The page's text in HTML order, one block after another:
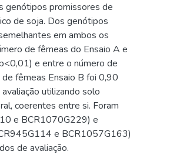
genótipos promissores de
de soja. Dos genótipos
em ambos os
de fêmeas do Ensaio A e
e entre o número de
fêmeas Ensaio B foi 0,90
utilizando solo
coerentes entre si. Foram
e BCR1070G229) e
e BCR1057G163)
de avaliação.